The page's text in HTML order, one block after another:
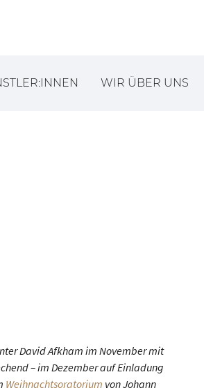
WIR ÜBER UNS
David Afkham im November mit
– im Dezember auf Einladung
Weihnachtsoratorium von Johann